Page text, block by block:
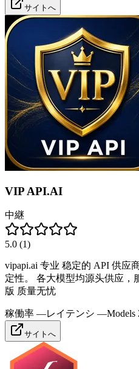
サイトへ
VIP API.AI
中継
5.0 (1)
vipapi.ai 专业 稳定的 API 供应
定性。 各大模型均源头供应，
版 质量无忧
稼働率 —レイテンシ —Models
サイトへ